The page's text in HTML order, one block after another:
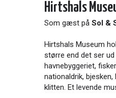
Hirtshals
Som gæst på Sol &
Hirtshals Museum
større end det ser
havnebyggeriet,
nationaldrik,
klitten. Et levende